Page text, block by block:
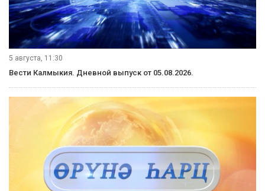
5 августа, 11:30
Вести Калмыкия. Дневной выпуск от 05.08.2026.